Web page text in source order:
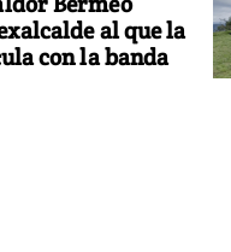
al que la
con la banda